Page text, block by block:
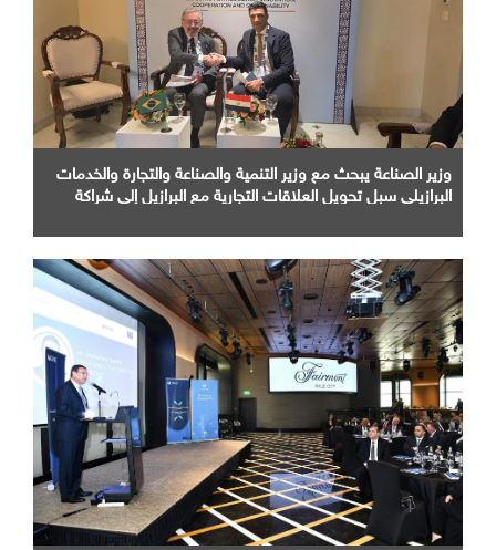
وزير الصناعة يبحث مع وزير التنمية والصناعة والتجارة والخدمات
البرازيلي سبل تحويل العلاقات التجارية مع البرازيل إلى شراكة